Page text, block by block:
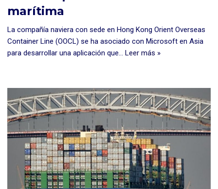
marítima
La compañía naviera con sede en Hong Kong Orient Overseas
Container Line (OOCL) se ha asociado con Microsoft en Asia
para desarrollar una aplicación que… Leer más »